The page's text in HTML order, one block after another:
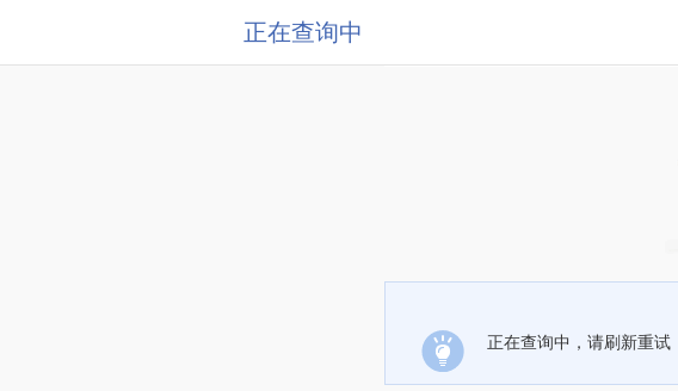
正在查询中
正在查询中，请刷新重试